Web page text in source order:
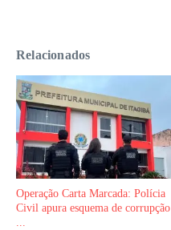
Relacionados
Operação Carta Marcada: Polícia
Civil apura esquema de corrupção
...